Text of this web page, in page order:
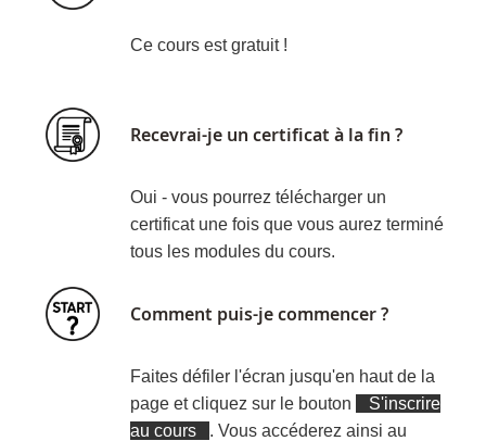
Ce cours est gratuit !
Recevrai-je un certificat à la fin ?
Oui - vous pourrez télécharger un
certificat une fois que vous aurez terminé
tous les modules du cours.
Comment puis-je commencer ?
Faites défiler l'écran jusqu'en haut de la
page et cliquez sur le bouton
S'inscrire
au cours
. Vous accéderez ainsi au